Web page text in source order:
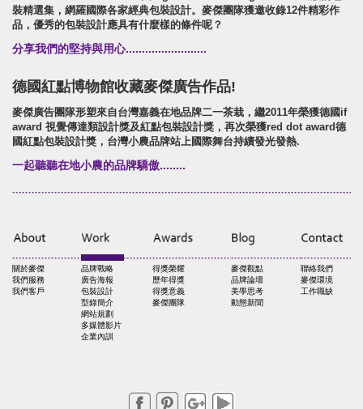
裝精選集，網羅國際各家經典包裝設計。麥傑團隊獲邀收錄12件精彩作
品，優秀的包裝設計應具有什麼樣的條件呢？
分享我們的堅持與用心.........................
德國紅點博物館收藏麥傑廣告作品!
麥傑廣告團隊形塑來自台灣嘉義在地品牌二一茶栽，繼2011年榮獲德國if
award 視覺傳達類設計獎及紅點包裝設計獎，再次榮獲red dot award德
國紅點包裝設計獎，台灣小農品牌站上國際舞台持續發光發熱.
一起聽聽在地小農的品牌驕傲........
關於麥傑
我們服務
我們客戶
品牌戰略
廣告海報
包裝設計
型錄簡介
網站規劃
多媒體影片
企業內訓
得獎榮耀
歷年得獎
得獎意義
麥傑團隊
麥傑觀點
品牌論壇
美學思考
動態新聞
聯絡我們
麥傑環境
工作職缺